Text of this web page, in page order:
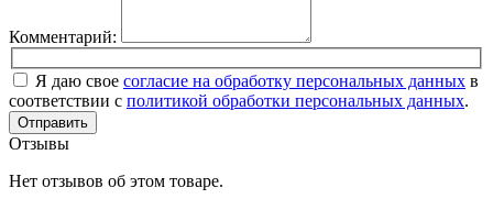
Комментарий:
Я даю свое согласие на обработку персональных данных в
соответствии с политикой обработки персональных данных.
Отправить
Отзывы
Нет отзывов об этом товаре.